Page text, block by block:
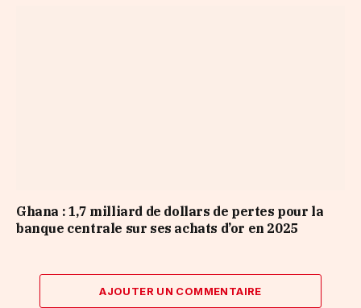
Ghana : 1,7 milliard de dollars de pertes pour la
banque centrale sur ses achats d’or en 2025
AJOUTER UN COMMENTAIRE